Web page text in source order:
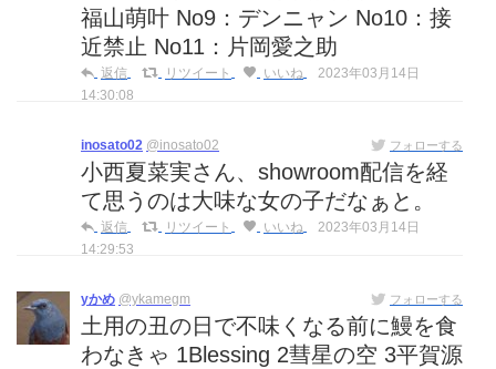
福山萌叶 No9：デンニャン No10：接
近禁止 No11：片岡愛之助
返信 リツイート いいね
2023年03月14日
14:30:08
inosato02 @inosato02 フォローする
小西夏菜実さん、showroom配信を経
て思うのは大味な女の子だなぁと。
返信 リツイート いいね
2023年03月14日
14:29:53
yかめ @ykamegm フォローする
土用の丑の日で不味くなる前に鰻を食
わなきゃ 1Blessing 2彗星の空 3平賀源